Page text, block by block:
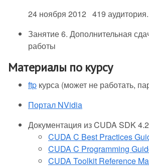
24 ноября 2012 419 аудитория.
Занятие 6. Дополнительная
работы
Материалы по курсу
ftp курса (может не работать,
Портал NVidia
Документация из CUDA SDK
CUDA C Best Practices
CUDA C Programming
CUDA Toolkit Reference